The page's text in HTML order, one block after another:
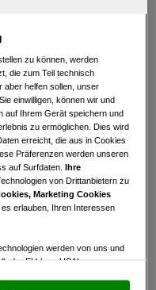
Armbrüster Trophy
Startzeiten
Statistik
zu können, werden
die zum Teil technisch
aber helfen sollen, unser
einwilligen, können wir und
auf Ihrem Gerät speichern und
zu ermöglichen. Dies wird
erreicht, die aus in Cookies
Präferenzen werden unseren
auf Surfdaten.Ihre
von Drittanbietern zu
Marketing Cookies
erlauben, Ihren Interessen
werden von uns und
der EU (u.a. USA)